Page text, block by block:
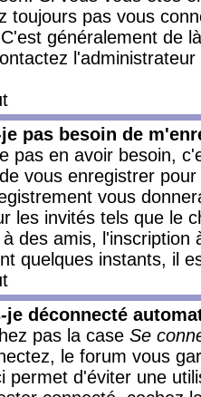
toujours pas vous
généralement de
pas besoin de
pas en avoir besoin,
vous enregistrer
vous
les invités tels que le
à des amis,
quelques instants, il
je déconnecté
pas la case Se
le forum vous
permet d'éviter une